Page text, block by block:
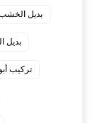
بديل الخشب
بديل
تركيب